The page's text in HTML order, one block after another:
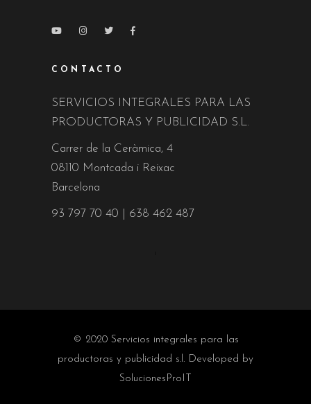
CONTACTO
SERVICIOS INTEGRALES PARA LAS
PRODUCTORAS Y PUBLICIDAD S.L.
Carrer de la Ceràmica, 4
08110 Montcada i Reixac
Barcelona
93 797 70 40 638 462 487
© 2020 Servicios integrales para las
productoras y publicidad s.l. Developed by
SolucionesProIT